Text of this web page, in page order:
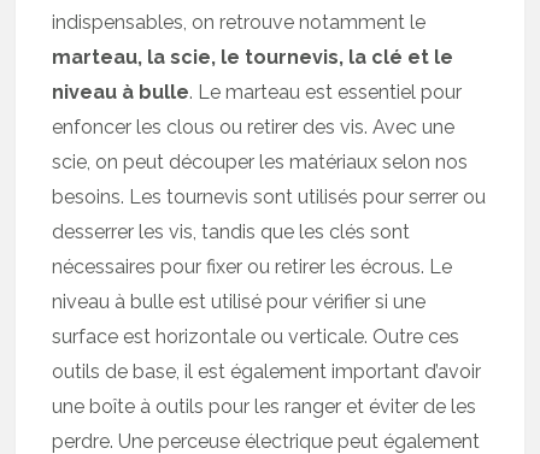
indispensables, on retrouve notamment le
marteau, la scie, le tournevis, la clé et le
niveau à bulle. Le marteau est essentiel pour
enfoncer les clous ou retirer des vis. Avec une
scie, on peut découper les matériaux selon nos
besoins. Les tournevis sont utilisés pour serrer ou
desserrer les vis, tandis que les clés sont
nécessaires pour fixer ou retirer les écrous. Le
niveau à bulle est utilisé pour vérifier si une
surface est horizontale ou verticale. Outre ces
outils de base, il est également important d’avoir
une boîte à outils pour les ranger et éviter de les
perdre. Une perceuse électrique peut également